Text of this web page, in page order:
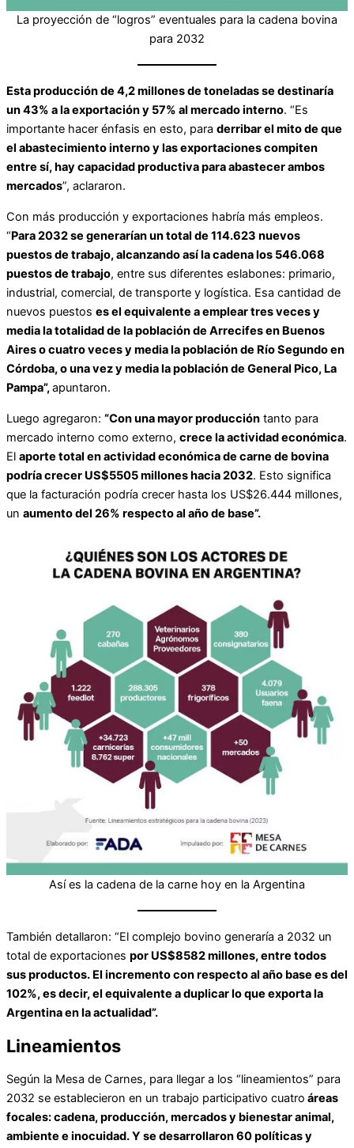
La proyección de “logros” eventuales para la cadena bovina
para 2032
Esta producción de 4,2 millones de toneladas se destinaría
un 43% a la exportación y 57% al mercado interno. “Es
importante hacer énfasis en esto, para derribar el mito de que
el abastecimiento interno y las exportaciones compiten
entre sí, hay capacidad productiva para abastecer ambos
mercados”, aclararon.
Con más producción y exportaciones habría más empleos.
“Para 2032 se generarían un total de 114.623 nuevos
puestos de trabajo, alcanzando así la cadena los 546.068
puestos de trabajo, entre sus diferentes eslabones: primario,
industrial, comercial, de transporte y logística. Esa cantidad de
nuevos puestos es el equivalente a emplear tres veces y
media la totalidad de la población de Arrecifes en Buenos
Aires o cuatro veces y media la población de Río Segundo en
Córdoba, o una vez y media la población de General Pico, La
Pampa”,apuntaron.
Luego agregaron: “Con una mayor producción tanto para
mercado interno como externo, crece la actividad económica.
El aporte total en actividad económica de carne de bovina
podría crecer US$5505 millones hacia 2032. Esto significa
que la facturación podría crecer hasta los US$26.444 millones,
un aumento del 26% respecto al año de base”.
Así es la cadena de la carne hoy en la Argentina
También detallaron: “El complejo bovino generaría a 2032 un
total de exportaciones por US$8582 millones, entre todos
sus productos. El incremento con respecto al año base es del
102%, es decir, el equivalente a duplicar lo que exporta la
Argentina en la actualidad”.
Lineamientos
Según la Mesa de Carnes, para llegar a los “lineamientos” para
2032 se establecieron en un trabajo participativo cuatro áreas
focales: cadena, producción, mercados y bienestar animal,
ambiente e inocuidad. Y se desarrollaron 60 políticas y